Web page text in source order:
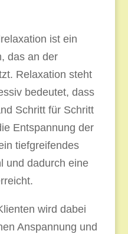
ist ein
das an der
Relaxation steht
bedeutet, dass
Schritt für Schritt
Entspannung der
tiefgreifendes
und dadurch eine
wird dabei
Anspannung und